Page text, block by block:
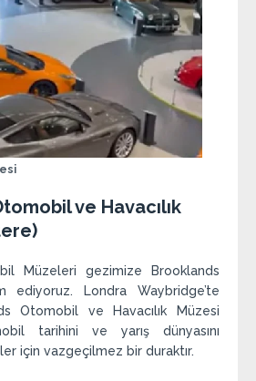
ve Havacılık
Müzeleri gezimize Brooklands
ediyoruz. Londra Waybridge’te
Otomobil ve Havacılık Müzesi
tarihini ve yarış dünyasını
için vazgeçilmez bir duraktır.